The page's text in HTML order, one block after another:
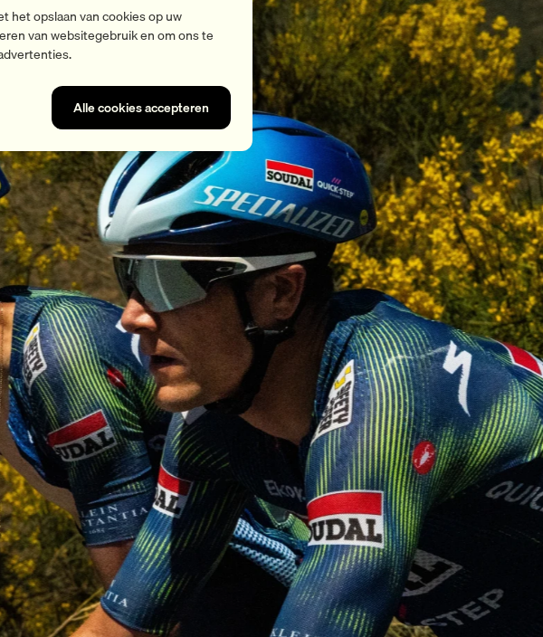
het opslaan van cookies op uw
van websitegebruik en om ons te
Alle cookies accepteren